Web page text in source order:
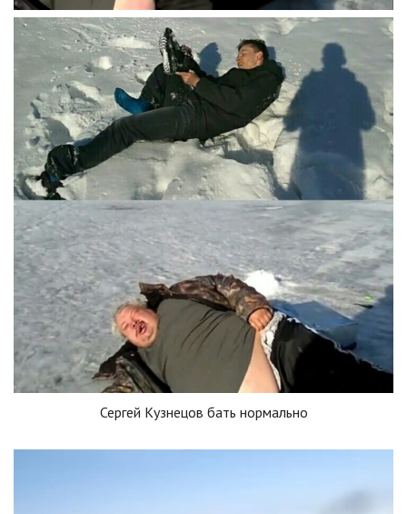
Сергей Кузнецов бать нормально